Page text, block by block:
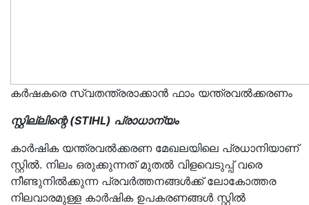
കർഷകരെ സ്വതന്ത്രരാക്കാൻ ഫാം യന്ത്രവൽക്കരണം
സ്റ്റില്ലിന്റെ (STIHL) പ്രാധാന്യം
കാർഷിക യന്ത്രവൽക്കരണ മേഖലയിലെ പ്രധാനിയാണ്
സ്റ്റിൽ. നിലം ഒരുക്കുന്നത് മുതൽ വിളവെടുപ്പ് വരെ
നീണ്ടുനിൽക്കുന്ന പ്രവർത്തനങ്ങൾക്ക് ലോകോത്തര
നിലവാരമുള്ള കാർഷിക ഉപകരണങ്ങൾ സ്റ്റിൽ